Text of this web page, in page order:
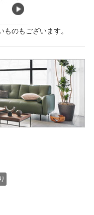
のもございます。